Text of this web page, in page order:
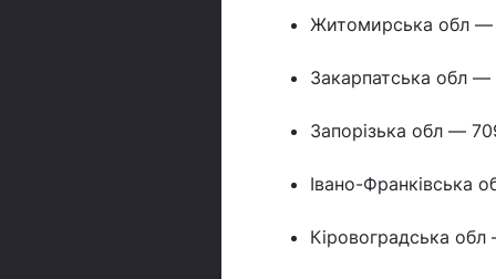
Житомирська обл —
Закарпатська обл —
Запорізька обл —
Івано-Франківська
Кіровоградська